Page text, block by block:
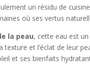
un résidu de
où ses vertus
la peau, cette eau est
et l’éclat de leur
et ses bienfaits